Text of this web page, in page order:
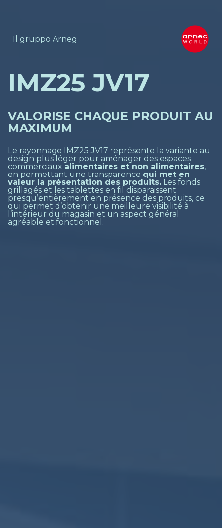
Il gruppo Arneg
IMZ25 JV17
VALORISE CHAQUE PRODUIT AU
MAXIMUM
Le rayonnage IMZ25 JV17 représente la variante au
design plus léger pour aménager des espaces
commerciaux alimentaires et non alimentaires,
en permettant une transparence qui met en
valeur la présentation des produits. Les fonds
grillagés et les tablettes en fil disparaissent
presqu’entièrement en présence des produits, ce
qui permet d’obtenir une meilleure visibilité à
l’intérieur du magasin et un aspect général
agréable et fonctionnel.